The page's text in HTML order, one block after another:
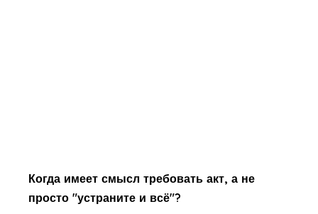
Когда имеет смысл требовать акт, а не
просто "устраните и всё"?